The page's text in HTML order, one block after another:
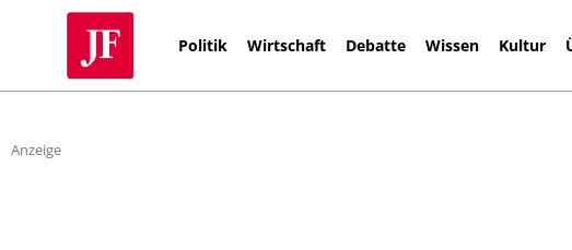
Politik Wirtschaft Debatte Wissen Kultur
Anzeige